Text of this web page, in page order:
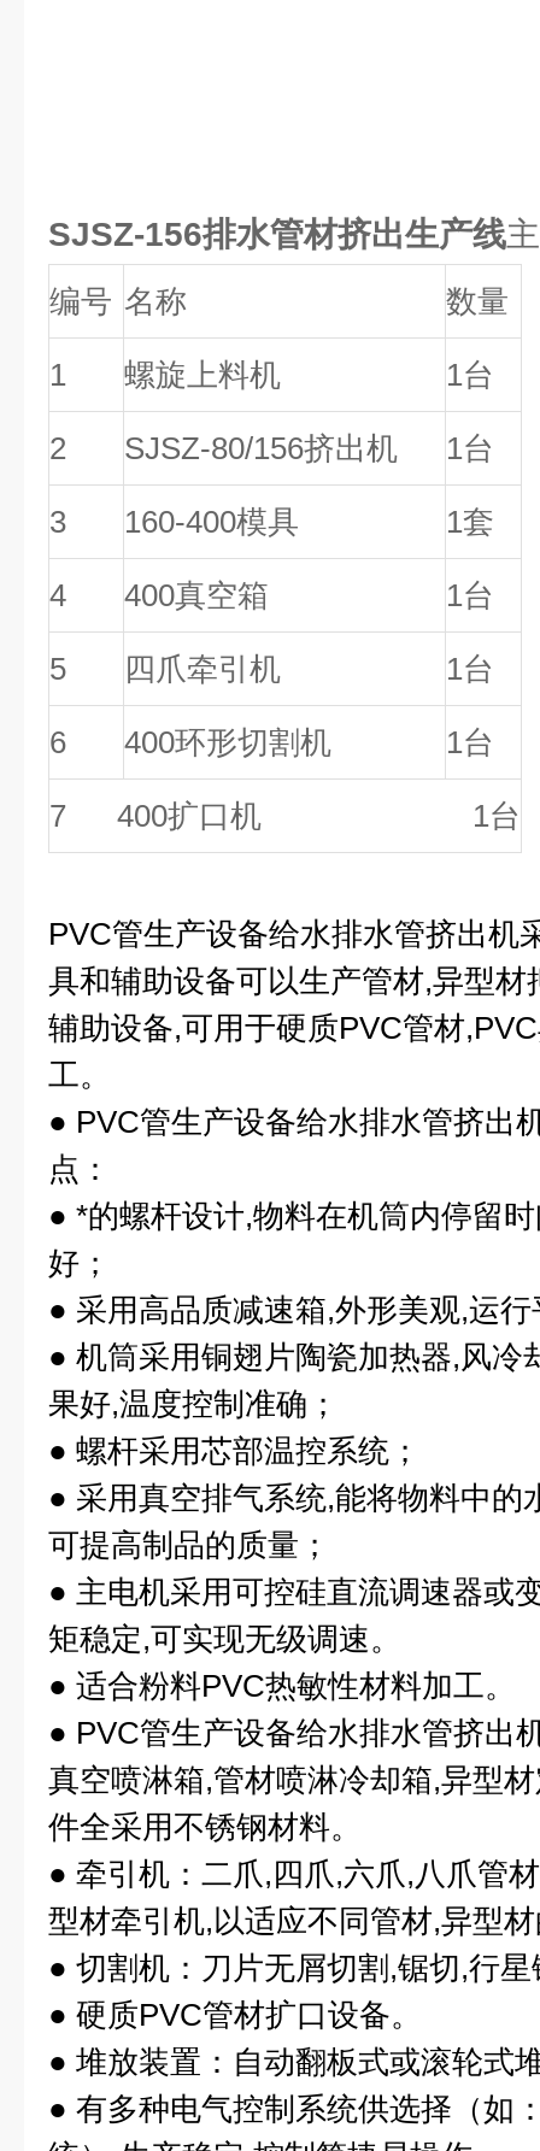
SJSZ-156排水管材挤出生产线
编号 名称 数量
1 螺旋上料机 1台
2 SJSZ-80/156挤出机 1台
3 160-400模具 1套
4 400真空箱 1台
5 四爪牵引机 1台
6 400环形切割机 1台
7 400扩口机 1台
PVC管生产设备给水排水管挤出机
具和辅助设备可以生产管材,异型
辅助设备,可用于硬质PVC管材
工。
● PVC管生产设备给水排水管挤出
点：
● *的螺杆设计,物料在机筒内停留
好；
● 采用高品质减速箱,外形美观,运
● 机筒采用铜翅片陶瓷加热器,风冷
果好,温度控制准确；
● 螺杆采用芯部温控系统；
● 采用真空排气系统,能将物料中的
可提高制品的质量；
● 主电机采用可控硅直流调速器或
矩稳定,可实现无级调速。
● 适合粉料PVC热敏性材料加工。
● PVC管生产设备给水排水管挤出
真空喷淋箱,管材喷淋冷却箱,异型
件全采用不锈钢材料。
● 牵引机：二爪,四爪,六爪,八爪管
型材牵引机,以适应不同管材,异型
● 切割机：刀片无屑切割,锯切,行
● 硬质PVC管材扩口设备。
● 堆放装置：自动翻板式或滚轮式
● 有多种电气控制系统供选择（如